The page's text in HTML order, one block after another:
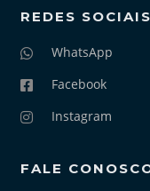
REDES SOCIAIS
WhatsApp
Facebook
Instagram
FALE